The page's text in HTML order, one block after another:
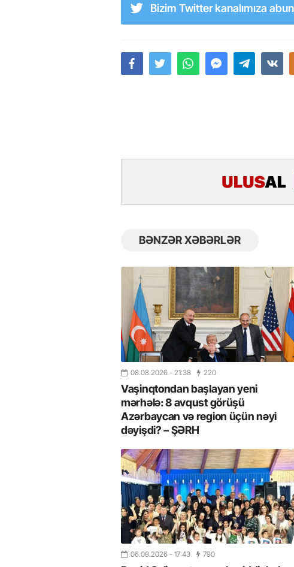
Bizim Twitter kanalımıza
BƏNZƏR XƏBƏRLƏR
08.08.2026 - 21:38 220
Vaşinqtondan başlayan yeni
mərhələ: 8 avqust görüşü
Azərbaycan və region üçün nəyi
dəyişdi? – ŞƏRH
06.08.2026 - 17:43 790